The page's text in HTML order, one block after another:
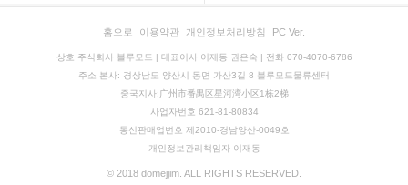
홈으로 이용약관 개인정보처리방침 PC Ver.
상호 주식회사 블루모드 | 대표이사 이재동 권은숙 | 전화 070-4070-6786
주소 본사: 경상남도 양산시 동면 가산3길 8 블루모드물류센터
중국지사:广州市番禺区星河湾小区1栋2梯
사업자번호 621-81-80834
통신판매업번호 제2010-경남양산-0049호
개인정보관리책임자 이재동
© 2018 domejjim. ALL RIGHTS RESERVED.